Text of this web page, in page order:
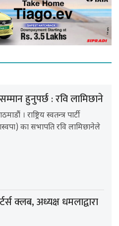
हुनुपर्छ : रवि लामिछाने
। राष्ट्रिय स्वतन्त्र पार्टी
का सभापति रवि लामिछानेले
क्लब, अध्यक्ष धमलाद्वारा